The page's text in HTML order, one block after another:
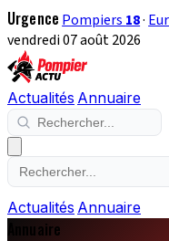
Urgence Pompiers 18·
vendredi 07 août 2026
Actualités Annuaire
Actualités Annuaire
Annuaire